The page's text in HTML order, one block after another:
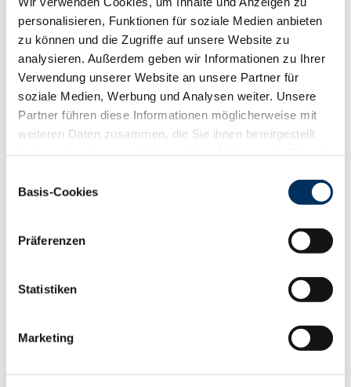
personalisieren, Funktionen für soziale Medien anbieten
zu können und die Zugriffe auf unsere Website zu
analysieren. Außerdem geben wir Informationen zu Ihrer
Verwendung unserer Website an unsere Partner für
soziale Medien, Werbung und Analysen weiter. Unsere
Partner führen diese Informationen möglicherweise mit
weiteren Daten zusammen, die Sie ihnen bereitgestellt
Cookies, wenn Sie unsere Webseite weiterhin nutzen.
Basis-Cookies
Präferenzen
Statistiken
Marketing
RZÖko
Gesundheit
88 100 112 124
RZGesund
RZEuterfit
106
RZKlaue
DDcontrol
128
Produktion
139
Milch kg
+1701
+75
Eiweiß %
+0.1